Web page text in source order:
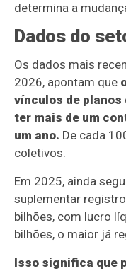
determina a
Dados do
Os dados mais
2026, apontam que
vínculos de planos
ter mais de um
um ano. De cada
coletivos.
Em 2025, ainda
suplementar
bilhões, com lucro
bilhões, o maior já
Isso significa que